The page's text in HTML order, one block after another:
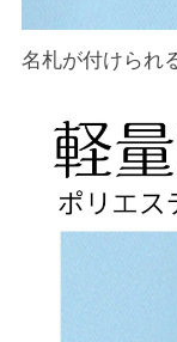
名札が付けられ